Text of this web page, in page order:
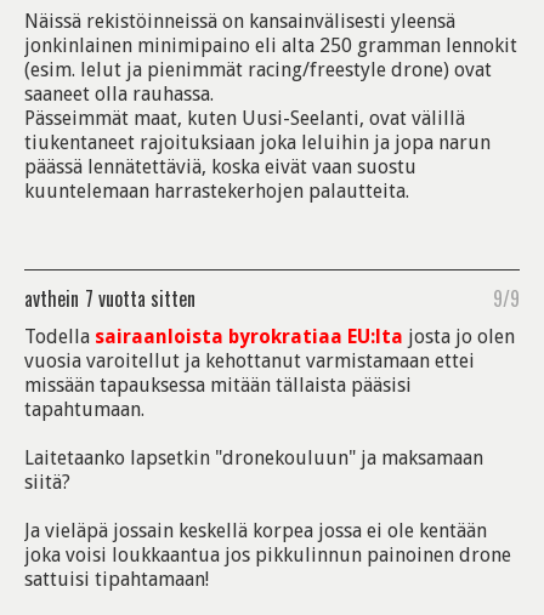
Näissä rekistöinneissä on kansainvälisesti yleensä
jonkinlainen minimipaino eli alta 250 gramman lennokit
(esim. lelut ja pienimmät racing/freestyle drone) ovat
saaneet olla rauhassa.
Pässeimmät maat, kuten Uusi-Seelanti, ovat välillä
tiukentaneet rajoituksiaan joka leluihin ja jopa narun
päässä lennätettäviä, koska eivät vaan suostu
kuuntelemaan harrastekerhojen palautteita.
avthein 7 vuotta sitten 9/9
Todella sairaanloista byrokratiaa EU:lta josta jo olen
vuosia varoitellut ja kehottanut varmistamaan ettei
missään tapauksessa mitään tällaista pääsisi
tapahtumaan.
Laitetaanko lapsetkin "dronekouluun" ja maksamaan
siitä?
Ja vieläpä jossain keskellä korpea jossa ei ole kentään
joka voisi loukkaantua jos pikkulinnun painoinen drone
sattuisi tipahtamaan!